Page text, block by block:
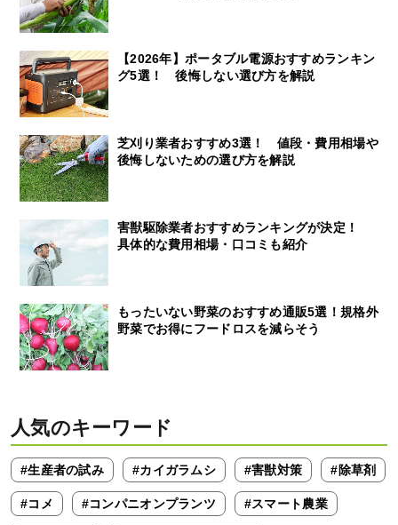
【2026年】ポータブル電源おすすめランキン
グ5選！ 後悔しない選び方を解説
芝刈り業者おすすめ3選！ 値段・費用相場や
後悔しないための選び方を解説
害獣駆除業者おすすめランキングが決定！
具体的な費用相場・口コミも紹介
もったいない野菜のおすすめ通販5選！規格外
野菜でお得にフードロスを減らそう
人気のキーワード
#生産者の試み #カイガラムシ #害獣対策 #除草剤
#コメ #コンパニオンプランツ #スマート農業